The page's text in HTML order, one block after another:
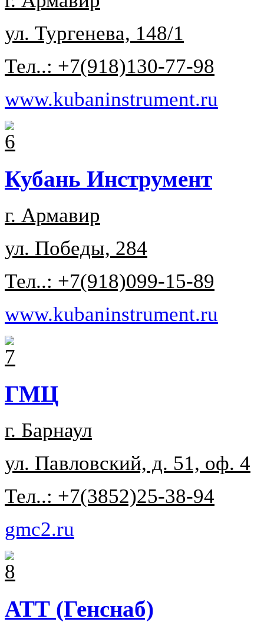
ул. Тургенева, 148/1
Тел..: +7(918)130-77-98
www.kubaninstrument.ru
Кубань Инструмент
г. Армавир
ул. Победы, 284
Тел..: +7(918)099-15-89
www.kubaninstrument.ru
ГМЦ
г. Барнаул
ул. Павловский, д. 51, оф. 4
Тел..: +7(3852)25-38-94
gmc2.ru
АТТ (Генснаб)